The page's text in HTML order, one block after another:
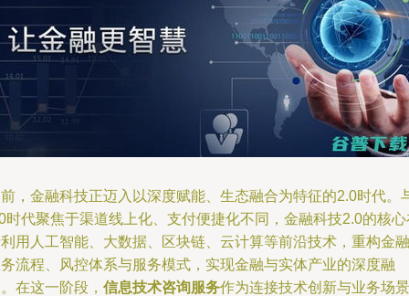
，金融科技正迈入以深度赋能、生态融合为特征的2.0时代。
时代聚焦于渠道线上化、支付便捷化不同，金融科技2.0的核心
用人工智能、大数据、区块链、云计算等前沿技术，重构金融
流程、风控体系与服务模式，实现金融与实体产业的深度融
在这一阶段， 信息技术咨询服务作为连接技术创新与业务场景